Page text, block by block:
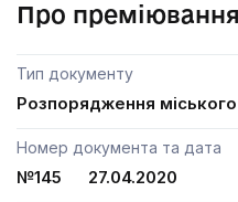
Про
Тип документу
Розпорядження
Номер документа та дата
№145 27.04.2020